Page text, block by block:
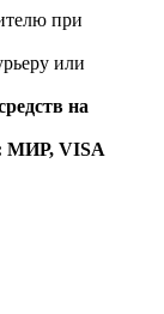
при
или
на
МИР, VISA